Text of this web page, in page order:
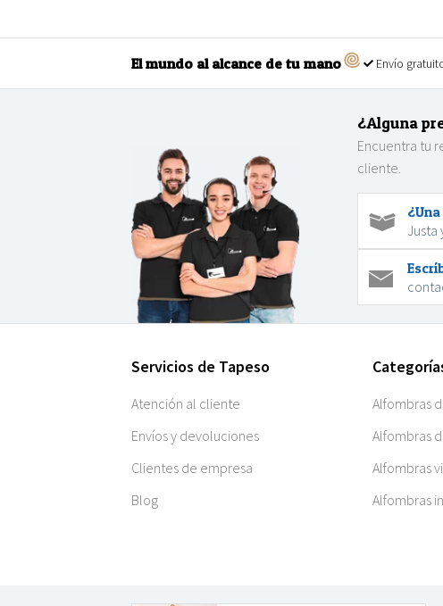
El mundo al alcance de tu mano Envío
¿Alguna
Encuentra tu
cliente.
Justa
Servicios de Tapeso
Atención al cliente
Envíos y devoluciones
Clientes de empresa
Blog
Alfombras
Alfombras
Alfombras
Alfombras